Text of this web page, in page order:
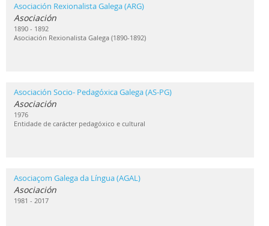
Asociación Rexionalista Galega (ARG)
Asociación
1890 - 1892
Asociación Rexionalista Galega (1890-1892)
Asociación Socio- Pedagóxica Galega (AS-PG)
Asociación
1976
Entidade de carácter pedagóxico e cultural
Asociaçom Galega da Língua (AGAL)
Asociación
1981 - 2017